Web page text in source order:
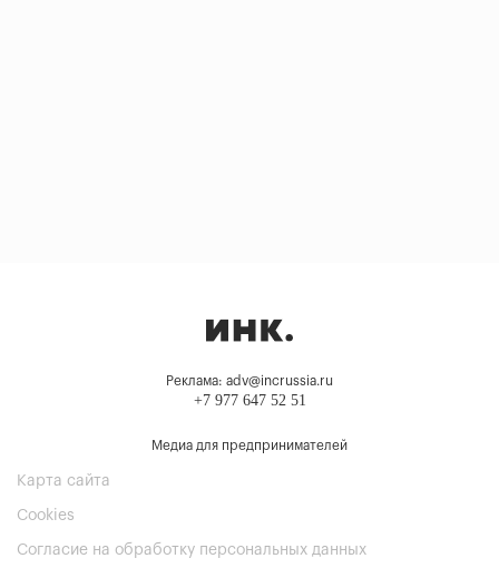
Реклама: adv@incrussia.ru
+7 977 647 52 51
Медиа для предпринимателей
Карта сайта
Cookies
Согласие на обработку персональных данных